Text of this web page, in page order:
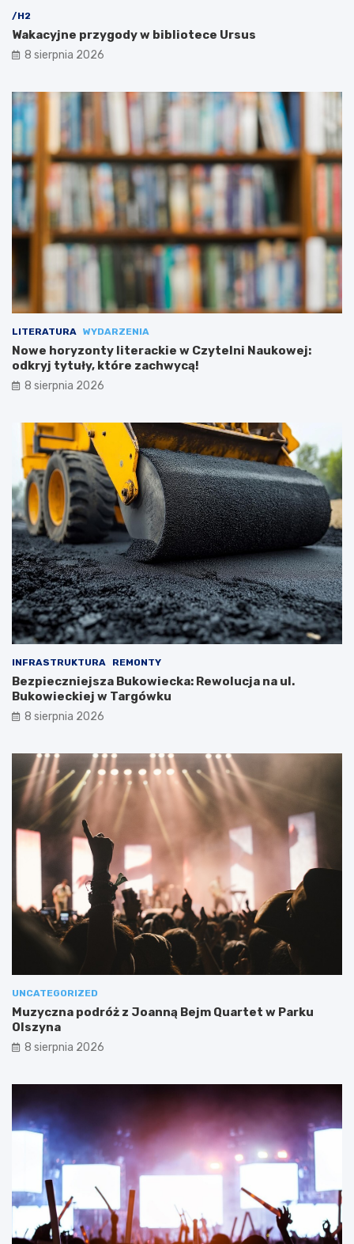
/H2
Wakacyjne przygody w bibliotece Ursus
8 sierpnia 2026
LITERATURA WYDARZENIA
Nowe horyzonty literackie w Czytelni Naukowej:
odkryj tytuły, które zachwycą!
8 sierpnia 2026
INFRASTRUKTURA REMONTY
Bezpieczniejsza Bukowiecka: Rewolucja na ul.
Bukowieckiej w Targówku
8 sierpnia 2026
UNCATEGORIZED
Muzyczna podróż z Joanną Bejm Quartet w Parku
Olszyna
8 sierpnia 2026